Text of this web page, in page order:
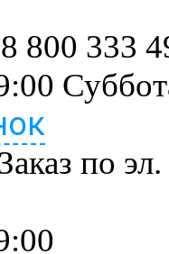
8 800 333
по